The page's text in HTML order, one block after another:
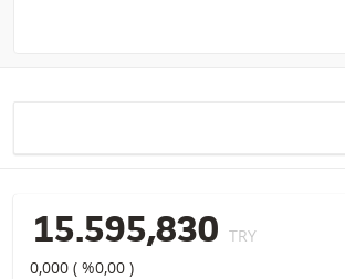
15.595,830TRY
0,000 (%0,00 )